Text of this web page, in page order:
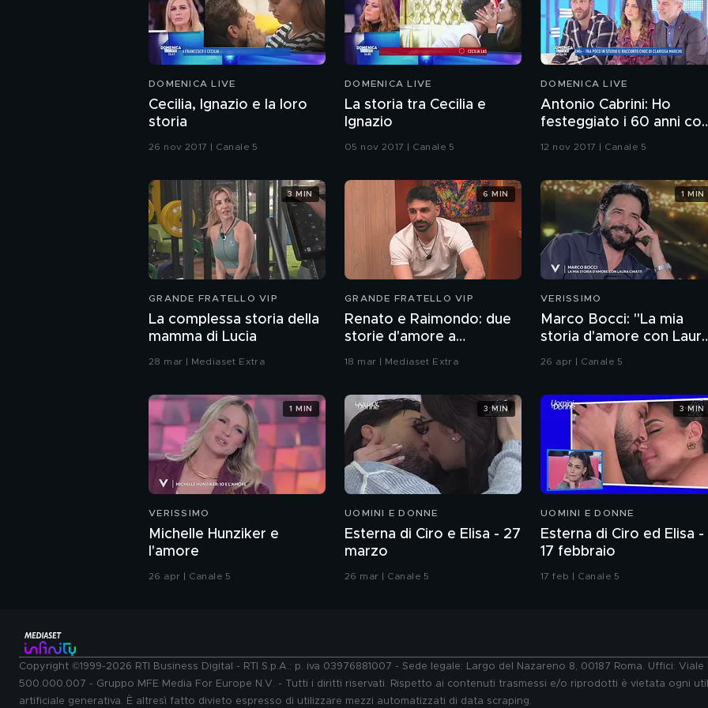
DOMENICA LIVE
Cecilia, Ignazio e la loro
storia
26 nov 2017 | Canale 5
DOMENICA LIVE
La storia tra Cecilia e
Ignazio
05 nov 2017 | Canale 5
DOMENICA LIVE
Antonio Cabrini: Ho
festeggiato i 60 anni con
12 nov 2017 | Canale 5
GRANDE FRATELLO VIP
La complessa storia della
mamma di Lucia
28 mar | Mediaset Extra
3 MIN
GRANDE FRATELLO VIP
Renato e Raimondo: due
storie d'amore a
confronto
18 mar | Mediaset Extra
6 MIN
VERISSIMO
Marco Bocci: "La mia
storia d'amore con
Chiatti"
26 apr | Canale 5
1 MIN
VERISSIMO
Michelle Hunziker e
l'amore
26 apr | Canale 5
1 MIN
UOMINI E DONNE
Esterna di Ciro e Elisa - 27
marzo
26 mar | Canale 5
3 MIN
UOMINI E DONNE
Esterna di Ciro ed Elisa -
17 febbraio
17 feb | Canale 5
3 MIN
Copyright ©1999-2026 RTI Business Digital - RTI S.p.A.: p. iva 03976881007 - Sede legale: Largo del Nazareno 8, 00187 Roma. Uffici:
500.000.007 - Gruppo MFE Media For Europe N.V. - Tutti i diritti riservati. Rispetto ai contenuti trasmessi e/o riprodotti è vietata ogni
artificiale generativa. È altresì fatto divieto espresso di utilizzare mezzi automatizzati di data scraping.